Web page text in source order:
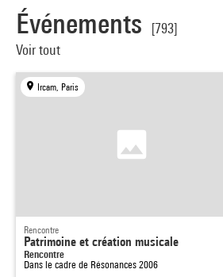
Événements
[793]
Voir tout
Ircam, Paris
Rencontre
Patrimoine et création musicale
Rencontre
Dans le cadre de Résonances 2006